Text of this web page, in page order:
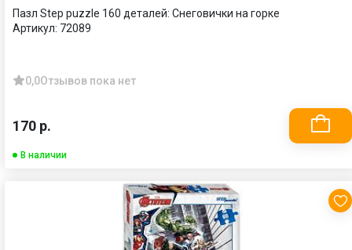
Пазл Step puzzle 160 деталей: Снеговички на горке
Артикул: 72089
0,0Отзывов пока нет
170 р.
В наличии